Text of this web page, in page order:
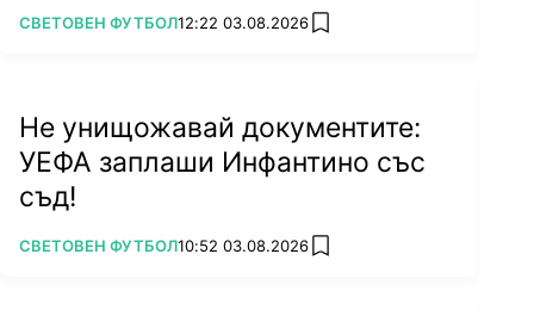
ПОВЕЧЕ ОТ
СВЕТОВЕН ФУТБОЛ12:22 03.08.2026 add favorites
Не унищожавай документите:
УЕФА заплаши Инфантино със
съд!
ПОВЕЧЕ ОТ
СВЕТОВЕН ФУТБОЛ10:52 03.08.2026 add favorites